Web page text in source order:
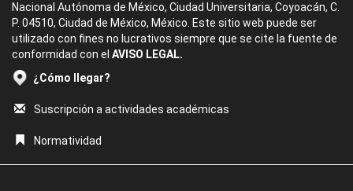
Nacional Autónoma de México, Ciudad Universitaria, Coyoacán, C.
P. 04510, Ciudad de México, México. Este sitio web puede ser
utilizado con fines no lucrativos siempre que se cite la fuente de
conformidad con el AVISO LEGAL.
¿Cómo llegar?
Suscripción a actividades académicas
Normatividad